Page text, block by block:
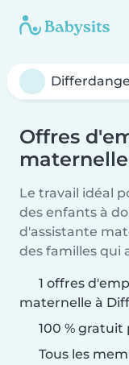
Offres
Le travail idéal
des enfants à
d'assistante
des familles qui
1 offres
maternelle à
100 %
Tous les